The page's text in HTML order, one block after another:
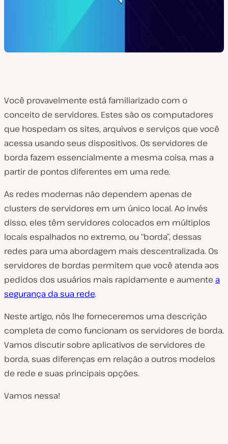
Você provavelmente está familiarizado com o
conceito de servidores. Estes são os computadores
que hospedam os sites, arquivos e serviços que você
acessa usando seus dispositivos. Os servidores de
borda fazem essencialmente a mesma coisa, mas a
partir de pontos diferentes em uma rede.
As redes modernas não dependem apenas de
clusters de servidores em um único local. Ao invés
disso, eles têm servidores colocados em múltiplos
locais espalhados no extremo, ou “borda”, dessas
redes para uma abordagem mais descentralizada. Os
servidores de bordas permitem que você atenda aos
pedidos dos usuários mais rapidamente e aumente a
segurança da sua rede.
Neste artigo, nós lhe forneceremos uma descrição
completa de como funcionam os servidores de borda.
Vamos discutir sobre aplicativos de servidores de
borda, suas diferenças em relação a outros modelos
de rede e suas principais opções.
Vamos nessa!